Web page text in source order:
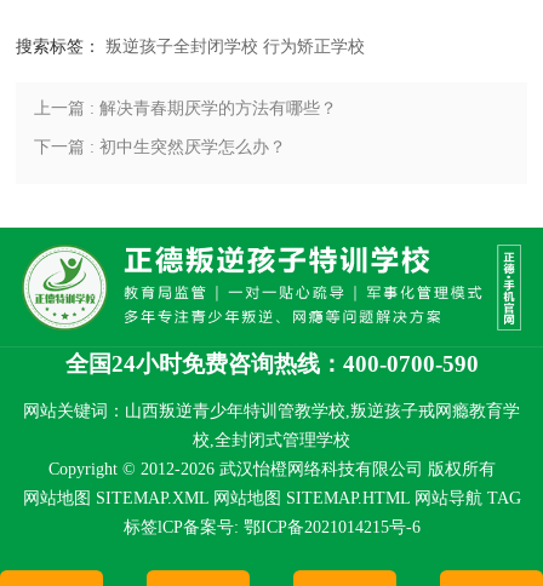
搜索标签：叛逆孩子全封闭学校 行为矫正学校
上一篇 : 解决青春期厌学的方法有哪些？
下一篇 : 初中生突然厌学怎么办？
全国24小时免费咨询热线：400-0700-590
网站关键词：山西叛逆青少年特训管教学校,叛逆孩子戒网瘾教育学
校,全封闭式管理学校
Copyright © 2012-2026 武汉怡橙网络科技有限公司 版权所有
网站地图 SITEMAP.XML 网站地图 SITEMAP.HTML 网站导航 TAG
标签lCP备案号: 鄂ICP备2021014215号-6